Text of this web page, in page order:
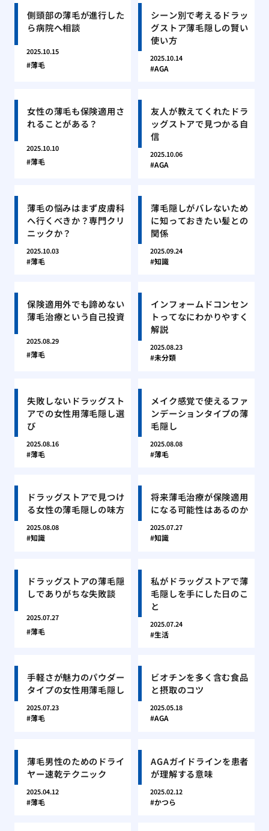
側頭部の薄毛が進行した
ら病院へ相談
2025.10.15
薄毛
シーン別で考えるドラッ
グストア薄毛隠しの賢い
使い方
2025.10.14
AGA
女性の薄毛も保険適用さ
れることがある？
2025.10.10
薄毛
友人が教えてくれたドラ
ッグストアで見つかる自
信
2025.10.06
AGA
薄毛の悩みはまず皮膚科
へ行くべきか？専門クリ
ニックか？
2025.10.03
薄毛
薄毛隠しがバレないため
に知っておきたい髪との
関係
2025.09.24
知識
保険適用外でも諦めない
薄毛治療という自己投資
2025.08.29
薄毛
インフォームドコンセン
トってなにわかりやすく
解説
2025.08.23
未分類
失敗しないドラッグスト
アでの女性用薄毛隠し選
び
2025.08.16
薄毛
メイク感覚で使えるファ
ンデーションタイプの薄
毛隠し
2025.08.08
薄毛
ドラッグストアで見つけ
る女性の薄毛隠しの味方
2025.08.08
知識
将来薄毛治療が保険適用
になる可能性はあるのか
2025.07.27
知識
ドラッグストアの薄毛隠
しでありがちな失敗談
2025.07.27
薄毛
私がドラッグストアで薄
毛隠しを手にした日のこ
と
2025.07.24
生活
手軽さが魅力のパウダー
タイプの女性用薄毛隠し
2025.07.23
薄毛
ビオチンを多く含む食品
と摂取のコツ
2025.05.18
AGA
薄毛男性のためのドライ
ヤー速乾テクニック
2025.04.12
薄毛
AGAガイドラインを患者
が理解する意味
2025.02.12
かつら